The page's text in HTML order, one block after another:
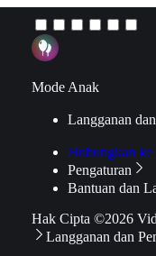
Mode Anak
Langganan
Hubungkan
Pengaturan
Bantuan dan
Hak Cipta ©2026
Langganan dan